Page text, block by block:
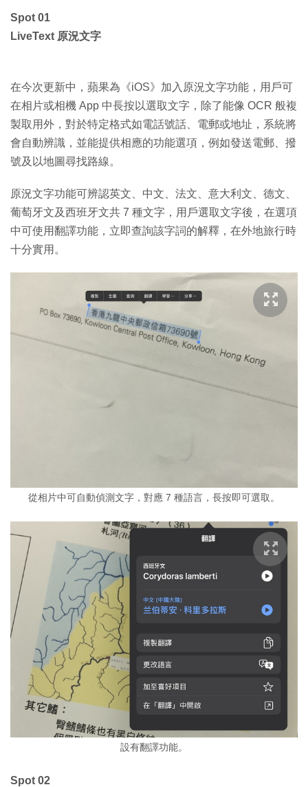
Spot 01
LiveText 原況文字
在今次更新中，蘋果為《iOS》加入原況文字功能，用戶可
在相片或相機 App 中長按以選取文字，除了能像 OCR 般複
製取用外，對於特定格式如電話號話、電郵或地址，系統將
會自動辨識，並能提供相應的功能選項，例如發送電郵、撥
號及以地圖尋找路線。
原況文字功能可辨認英文、中文、法文、意大利文、德文、
葡萄牙文及西班牙文共 7 種文字，用戶選取文字後，在選項
中可使用翻譯功能，立即查詢該字詞的解釋，在外地旅行時
十分實用。
從相片中可自動偵測文字，對應 7 種語言，長按即可選取。
設有翻譯功能。
Spot 02